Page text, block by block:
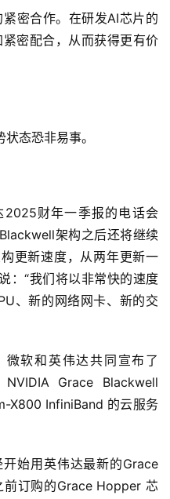
密合作。在研发AI芯片的
密配合，从而获得更有价
态恐非易事。
财年一季报的电话会
架构之后还将继续
更新速度，从两年更新一
：“我们将以非常快的速度
、新的网络网卡、新的交
软和英伟达共同宣布了
Grace Blackwell
X800 InfiniBand 的云服务
始用英伟达最新的Grace
订购的Grace Hopper 芯